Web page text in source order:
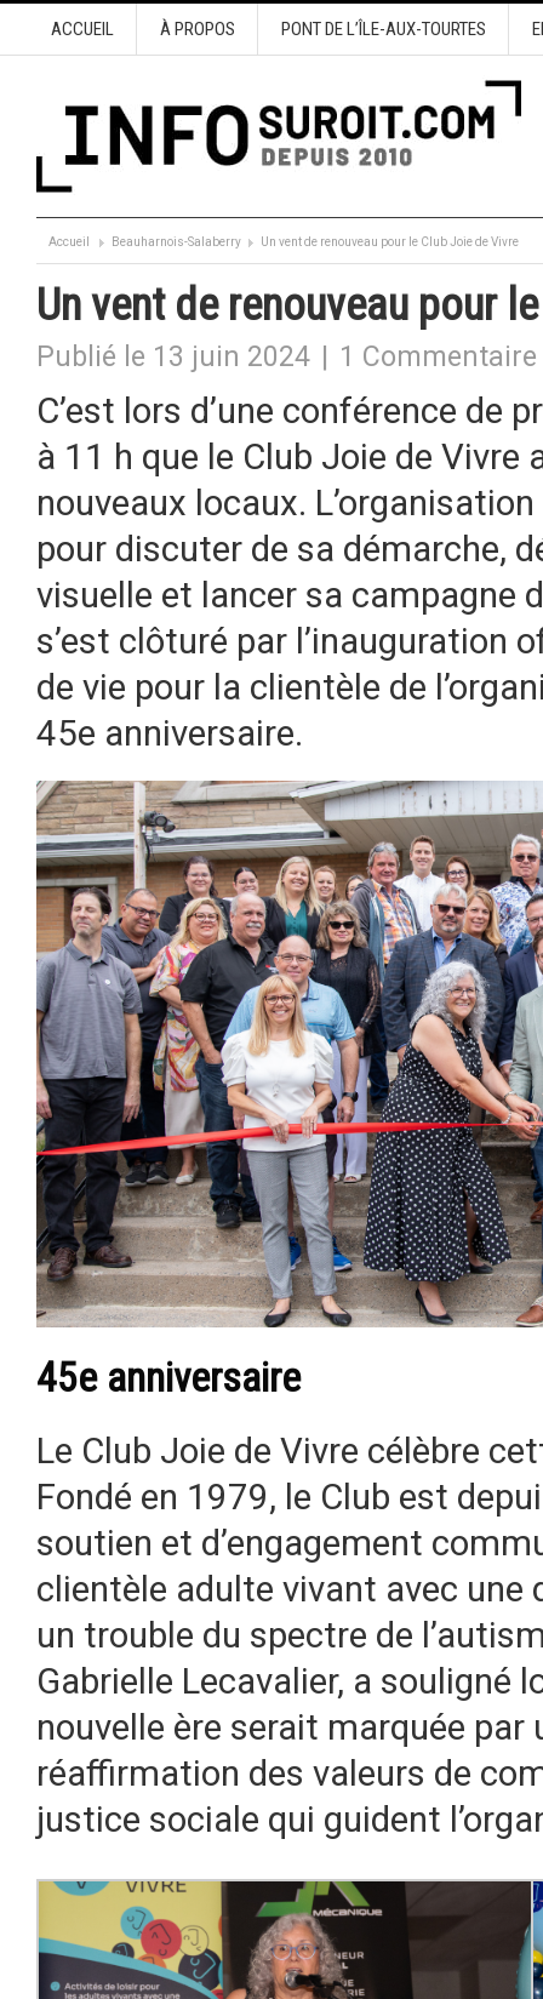
ACCUEIL À PROPOS PONT DE L’ÎLE-AUX-TOURTES
Accueil Beauharnois-Salaberry Un vent de renouveau pour le Club Joie de Vivre
Un vent de renouveau pour
Publié le 13 juin 2024 1 Commentaire
C’est lors d’une conférence de
à 11 h que le Club Joie de
nouveaux locaux.
pour discuter de sa démarche,
visuelle et lancer sa campagne
s’est clôturé par l’inauguration
de vie pour la clientèle de
45e anniversaire.
45e anniversaire
Le Club Joie de Vivre célèbre
Fondé en 1979, le Club est
soutien et d’engagement
clientèle adulte vivant avec
un trouble du spectre de
Gabrielle Lecavalier, a souligné
nouvelle ère serait marquée
réaffirmation des valeurs de
justice sociale qui guident